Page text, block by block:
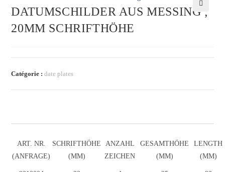
🔍
DATUMSCHILDER AUS MESSING ;
20MM SCHRIFTHÖHE
Catégorie :date plates
ART. NR.
(ANFRAGE)
SCHRIFTHÖHE
(MM)
ANZAHL
ZEICHEN
GESAMTHÖHE
(MM)
LENGTH
(MM)